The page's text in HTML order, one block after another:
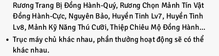
Rương Trang Bị Đồng Hành-Quý, Rương Chọn Mảnh Tín Vật
Đồng Hành-Cực, Nguyên Bảo, Huyền Tinh Lv7, Huyền Tinh
Lv8, Mảnh Kỹ Năng Thú Cưỡi, Thiệp Chiêu Mộ Đồng Hành...
Trục máy chủ khác nhau, phần thưởng hoạt động sẽ có thể
khác nhau.